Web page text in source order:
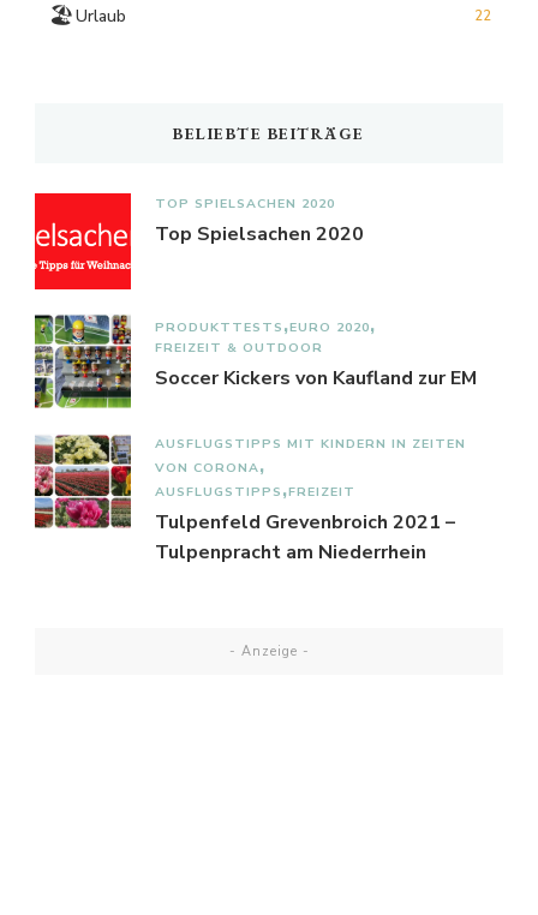
🏖️Urlaub 22
BELIEBTE BEITRÄGE
TOP SPIELSACHEN 2020
Top Spielsachen 2020
PRODUKTTESTS EURO 2020
FREIZEIT & OUTDOOR
Soccer Kickers von Kaufland zur EM
AUSFLUGSTIPPS MIT KINDERN IN ZEITEN
VON CORONA
AUSFLUGSTIPPS FREIZEIT
Tulpenfeld Grevenbroich 2021 –
Tulpenpracht am Niederrhein
- Anzeige -